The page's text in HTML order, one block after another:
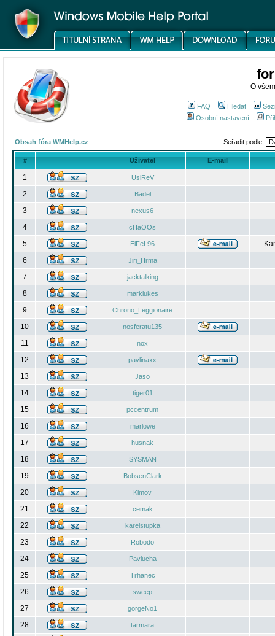
O
FAQ Hledat
Osobní nastavení
Obsah fóra WMHelp.cz Seřadit podle:
# Uživatel E-mail
1 UsiReV
2 Badel
3 nexus6
4 cHaOOs
5 EiFeL96
6
Jiri_Hrma
7 jacktalking
8 marklukes
9 Chrono_Leggionaire
10 nosferatu135
11 nox
12 pavlinaxx
13 Jaso
14 tiger01
15 pccentrum
16 marlowe
17 husnak
18 SYSMAN
19 BobsenClark
20 Kimov
21 cemak
22 karelstupka
23 Robodo
24 Pavlucha
25 Trhanec
26 sweep
27 gorgeNo1
28 tarmara